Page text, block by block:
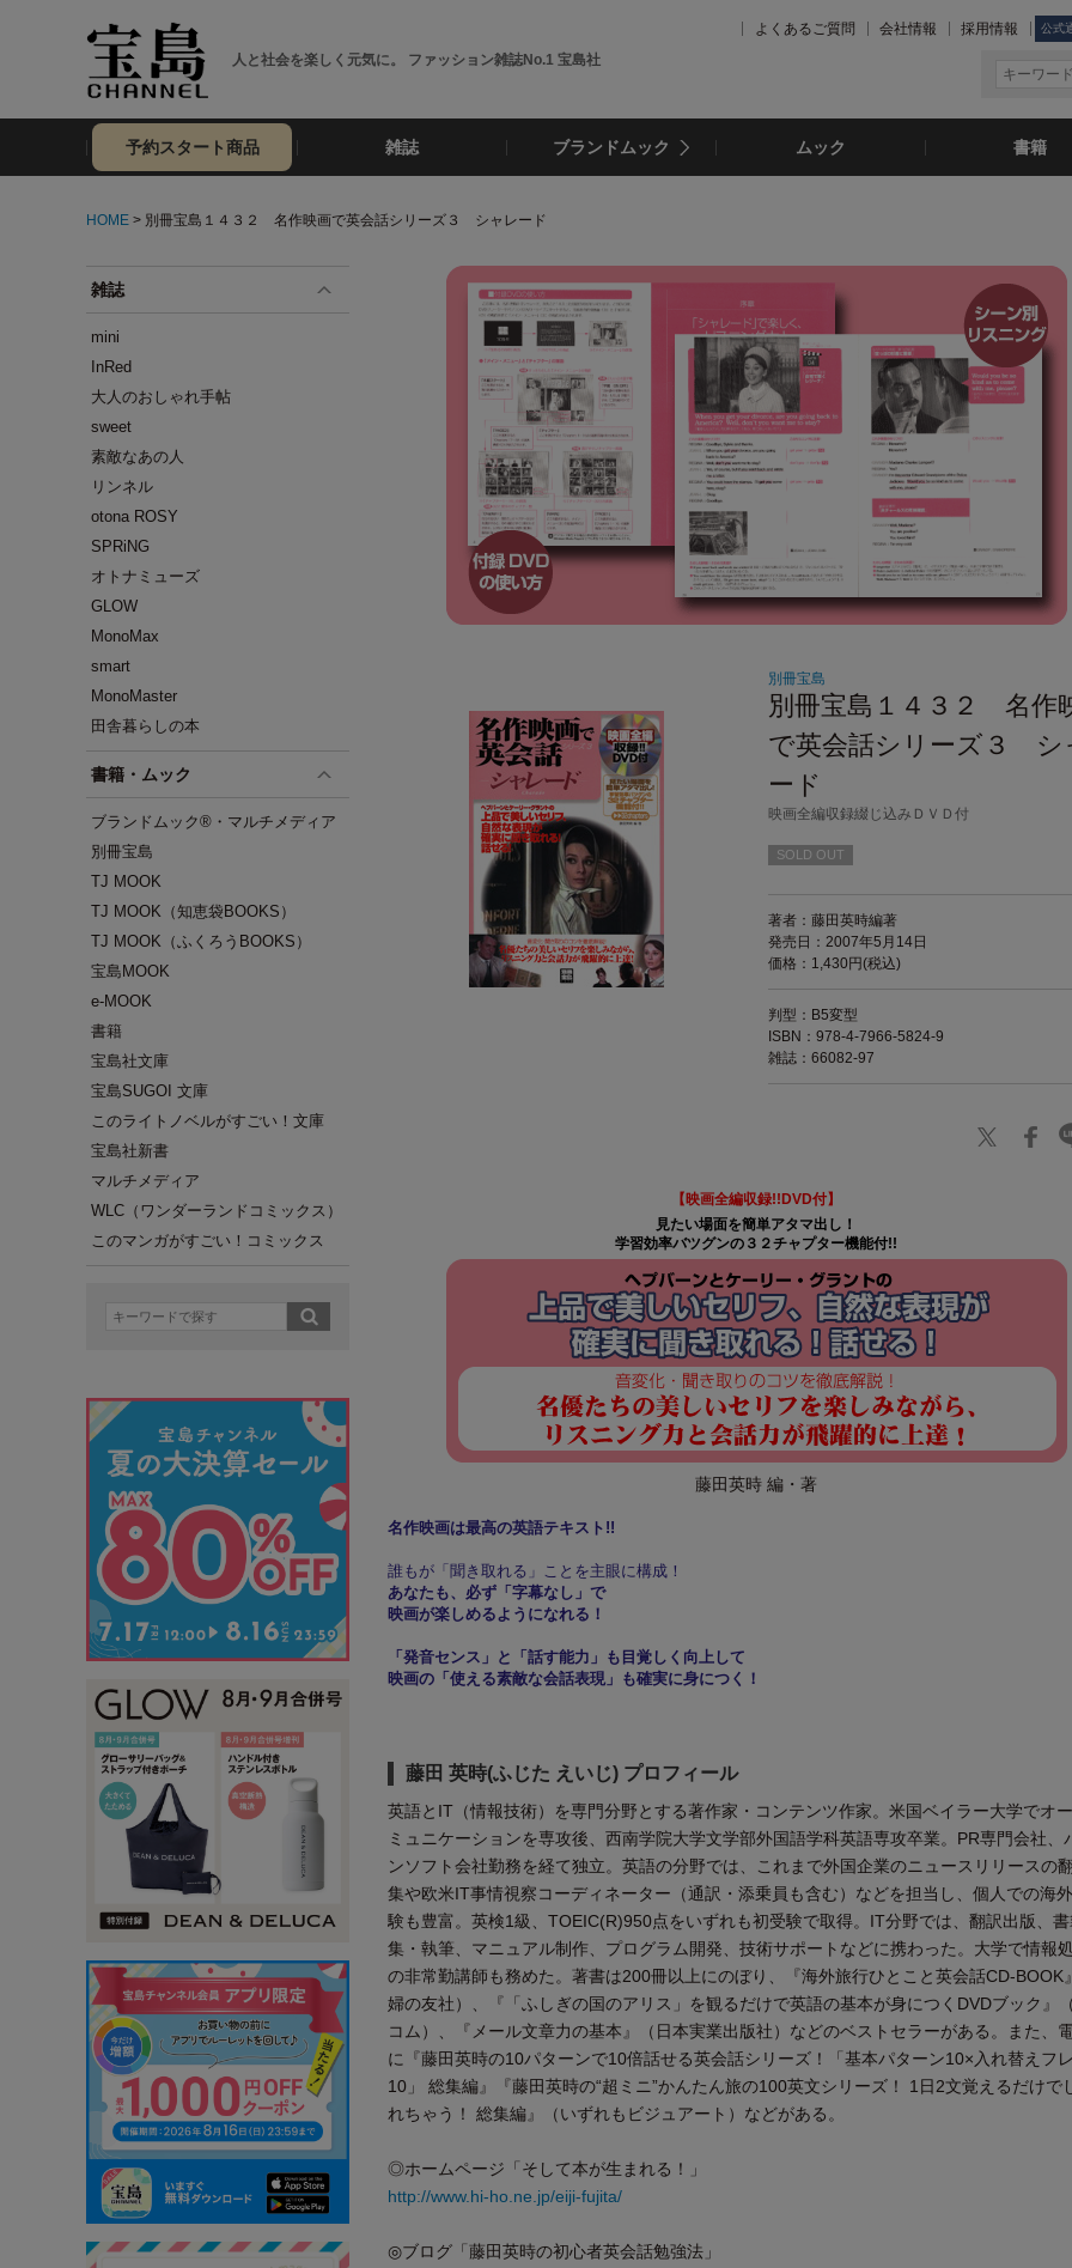
人と社会を楽しく元気に。 ファッション雑誌No.1 宝島社
よくあるご質問 会社情報 採用情報 公式
予約スタート商品 雑誌 ブランドムック ムック 書籍
HOME > 別冊宝島１４３２ 名作映画で英会話シリーズ３ シャレード
雑誌
mini
InRed
大人のおしゃれ手帖
sweet
素敵なあの人
リンネル
otona ROSY
SPRiNG
オトナミューズ
GLOW
MonoMax
smart
MonoMaster
田舎暮らしの本
書籍・ムック
ブランドムック®・マルチメディア
別冊宝島
TJ MOOK
TJ MOOK（知恵袋BOOKS）
TJ MOOK（ふくろうBOOKS）
宝島MOOK
e-MOOK
書籍
宝島社文庫
宝島SUGOI 文庫
このライトノベルがすごい！文庫
宝島社新書
マルチメディア
WLC（ワンダーランドコミックス）
このマンガがすごい！コミックス
別冊宝島
別冊宝島１４３２ 名作
で英会話シリーズ３ シ
ード
映画全編収録綴じ込みＤＶＤ付
SOLD OUT
著者：藤田英時編著
発売日：2007年5月14日
価格：1,430円(税込)
判型：B5変型
ISBN：978-4-7966-5824-9
雑誌：66082-97
【映画全編収録!!DVD付】
見たい場面を簡単アタマ出し！
学習効率バツグンの３２チャプター機能付!!
藤田英時 編・著
名作映画は最高の英語テキスト!!
誰もが「聞き取れる」ことを主眼に構成！
あなたも、必ず「字幕なし」で
映画が楽しめるようになれる！
「発音センス」と「話す能力」も目覚しく向上して
映画の「使える素敵な会話表現」も確実に身につく！
藤田 英時(ふじた えいじ) プロフィール
英語とIT（情報技術）を専門分野とする著作家・コンテンツ作家。米国ベイラー大学でオ
ミュニケーションを専攻後、西南学院大学文学部外国語学科英語専攻卒業。PR専門会社、
ンソフト会社勤務を経て独立。英語の分野では、これまで外国企業のニュースリリースの
集や欧米IT事情視察コーディネーター（通訳・添乗員も含む）などを担当し、個人での海
験も豊富。英検1級、TOEIC(R)950点をいずれも初受験で取得。IT分野では、翻訳出版、
集・執筆、マニュアル制作、プログラム開発、技術サポートなどに携わった。大学で情報
の非常勤講師も務めた。著書は200冊以上にのぼり、『海外旅行ひとこと英会話CD-BOOK
婦の友社）、『「ふしぎの国のアリス」を観るだけで英語の基本が身につくDVDブック』
コム）、『メール文章力の基本』（日本実業出版社）などのベストセラーがある。また、
に『藤田英時の10パターンで10倍話せる英会話シリーズ！「基本パターン10×入れ替えフ
10」 総集編』『藤田英時の“超ミニ”かんたん旅の100英文シリーズ！ 1日2文覚えるだけで
れちゃう！ 総集編』（いずれもビジュアート）などがある。
◎ホームページ「そして本が生まれる！」
http://www.hi-ho.ne.jp/eiji-fujita/
◎ブログ「藤田英時の初心者英会話勉強法」